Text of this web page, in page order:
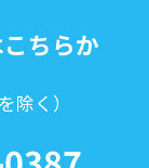
ちらか
除く）